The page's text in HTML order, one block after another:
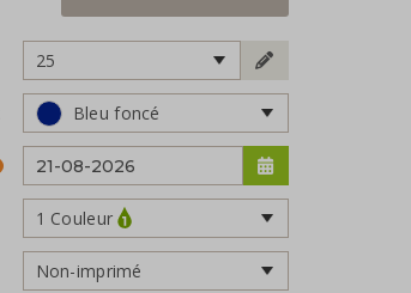
25
Bleu foncé
1 Couleur
Non-imprimé